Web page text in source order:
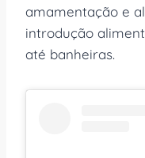
amamentação e
introdução
até banheiras.